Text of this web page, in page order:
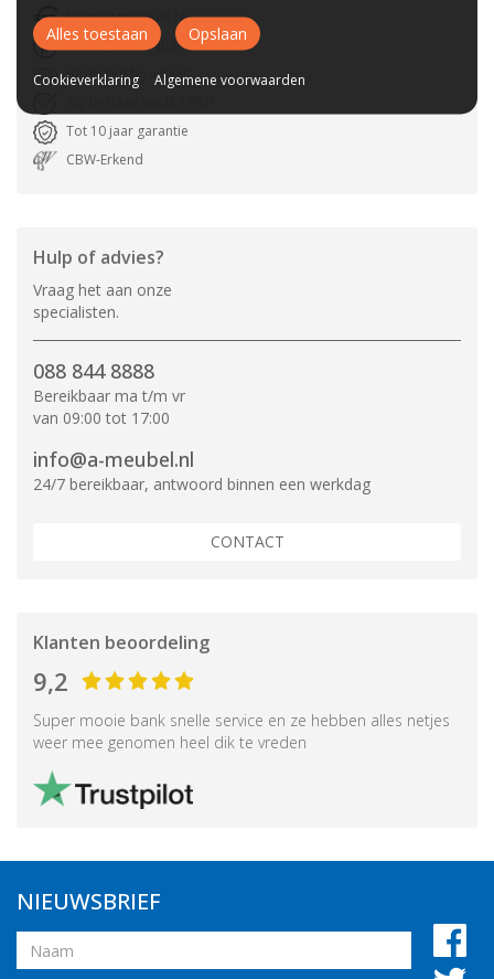
Laagste prijs van NL
Gratis parkeerplaats
Bezorgen bij u thuis
Tot 10 jaar garantie
CBW-Erkend
Hulp of advies?
Vraag het aan onze
specialisten.
088 844 8888
Bereikbaar ma t/m vr
van 09:00 tot 17:00
info@a-meubel.nl
24/7 bereikbaar, antwoord binnen een werkdag
CONTACT
Klanten beoordeling
9,2
Super mooie bank snelle service en ze hebben alles netjes
weer mee genomen heel dik te vreden
NIEUWSBRIEF
Naam
Alles toestaan Opslaan
Cookieverklaring Algemene voorwaarden